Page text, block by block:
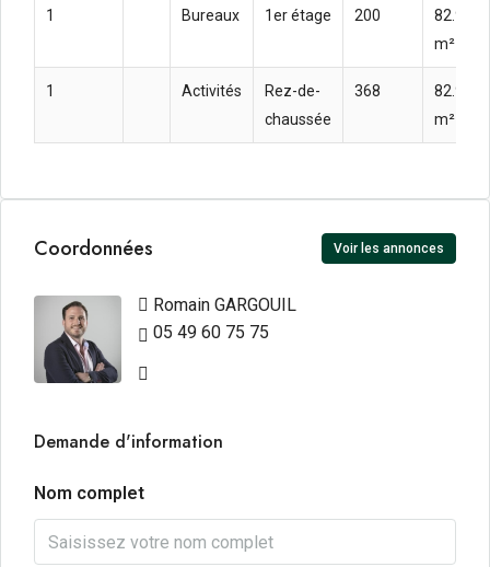
1 Bureaux 1er étage 200
82.92 
m² an
1 Activités
Rez-de-
chaussée
368
82.92 
m² an
Coordonnées Voir les annonces
Romain GARGOUIL
05 49 60 75 75
Demande d'information
Nom complet